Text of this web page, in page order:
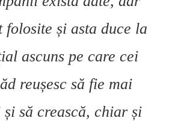
folosite și asta duce la
ascuns pe care cei
reușesc să fie mai
să crească, chiar și